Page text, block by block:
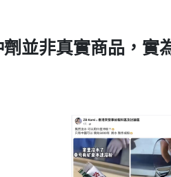
並非真實商品，實